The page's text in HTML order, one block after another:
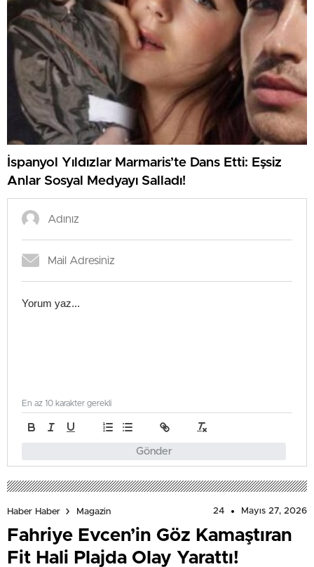
İspanyol Yıldızlar Marmaris’te Dans Etti: Eşsiz
Anlar Sosyal Medyayı Salladı!
Gönder
En az 10 karakter gerekli
Haber Haber Magazin 24 Mayıs 27, 2026
Fahriye Evcen’in Göz Kamaştıran
Fit Hali Plajda Olay Yarattı!